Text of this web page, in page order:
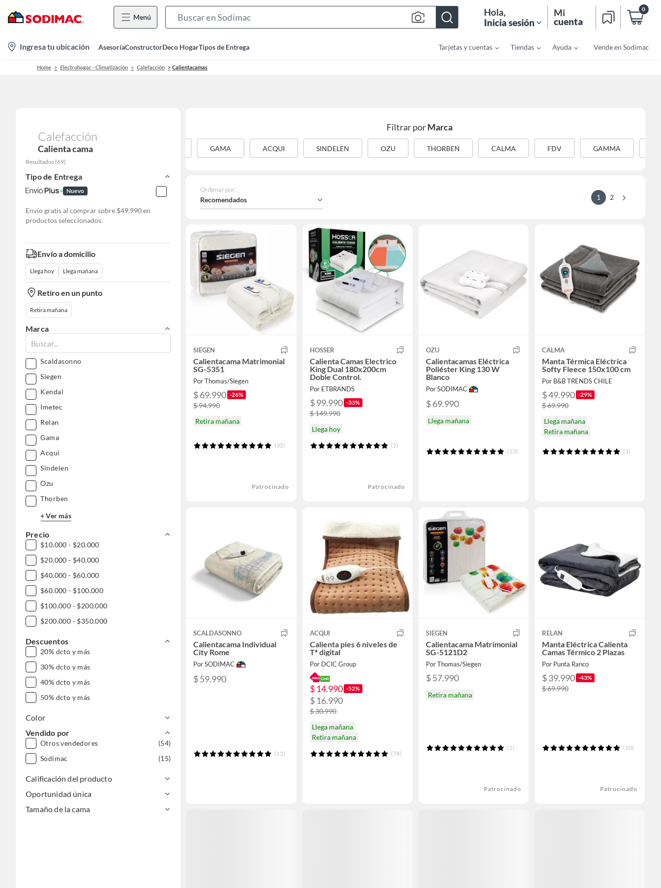
Menú
Bar
Hola,
Inicia sesión
Mi
cuenta
0
location-
icon
Ingresa tu ubicación AsesoríaConstructorDeco HogarTipos de Entrega Tarjetas y cuentas Tiendas Ayuda Vende en Sodimac
Home Electrohogar - Climatización Calefacción Calientacamas
Calefacción
Calienta cama
Resultados (69)
Tipo de Entrega
Nuevo
Envío gratis al comprar sobre $49.990 en
productos seleccionados.
Envío a domicilio
Llega hoy Llega mañana
Retiro en un punto
Retira mañana
Marca
Scaldasonno
Siegen
Kendal
Imetec
Relan
Gama
Acqui
Sindelen
Ozu
Thorben
+ Ver más
Precio
$10.000 - $20.000
$20.000 - $40.000
$40.000 - $60.000
$60.000 - $100.000
$100.000 - $200.000
$200.000 - $350.000
Descuentos
20% dcto y más
30% dcto y más
40% dcto y más
50% dcto y más
Color
Vendido por
Otros vendedores
(54)
Sodimac
(15)
Calificación del producto
Oportunidad única
Tamaño de la cama
Filtrar porMarca
KENDAL GAMA ACQUI SINDELEN OZU THORBEN CALMA FDV GAMMA
Ordenar por:
Recomendados 1 2
SIEGEN
Calientacama Matrimonial
SG-5351
Por Thomas/Siegen
$ 69.990 -26%
$ 94.990
Retira mañana
(32)
Patrocinado
HOSSER
Calienta Camas Electrico
King Dual 180x200cm
Doble Control.
Por ETBRANDS
$ 99.990 -33%
$ 149.990
Llega hoy
(2)
Patrocinado
OZU
Calientacamas Eléctrica
Poliéster King 130 W
Blanco
Por SODIMAC
$ 69.990
Llega mañana
(13)
CALMA
Manta Térmica Eléctrica
Softy Fleece 150x100 cm
Por B&B TRENDS CHILE
$ 49.990 -29%
$ 69.990
Llega mañana
Retira mañana
(1)
SCALDASONNO
Calientacama Individual
City Rome
Por SODIMAC
$ 59.990
(15)
ACQUI
Calienta pies 6 niveles de
Tª digital
Por DCIC Group
$ 14.990 -52%
$ 16.990
$ 30.990
Llega mañana
Retira mañana
(78)
SIEGEN
Calientacama Matrimonial
SG-5121D2
Por Thomas/Siegen
$ 57.990
Retira mañana
(1)
Patrocinado
RELAN
Manta Eléctrica Calienta
Camas Térmico 2 Plazas
Por Punta Ranco
$ 39.990 -43%
$ 69.990
(10)
Patrocinado